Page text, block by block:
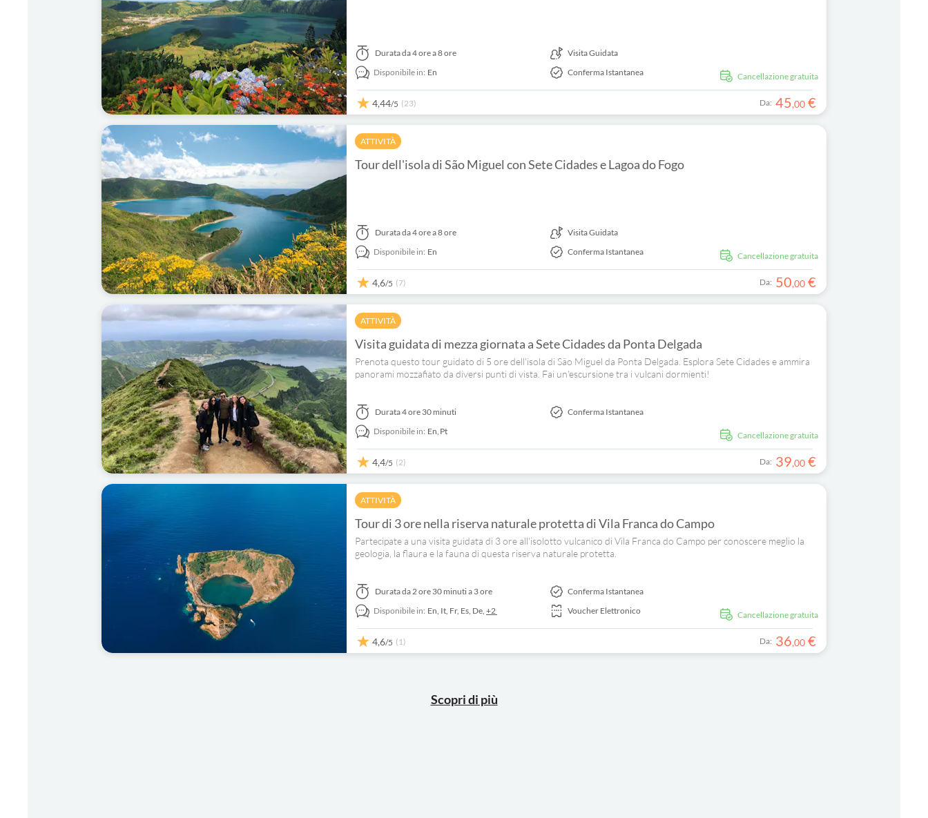
Cancellazione gratuita
Duratada 4 ore a 8 ore
Disponibile in: En
Visita Guidata
Conferma Istantanea
4,44/5 (23) Da: 45,00 €
ATTIVITÀ
Tour dell'isola di São Miguel con Sete Cidades e Lagoa do Fogo
Cancellazione gratuita
Duratada 4 ore a 8 ore
Disponibile in: En
Visita Guidata
Conferma Istantanea
4,6/5 (7) Da: 50,00 €
ATTIVITÀ
Visita guidata di mezza giornata a Sete Cidades da Ponta Delgada
Prenota questo tour guidato di 5 ore dell'isola di São Miguel da Ponta Delgada. Esplora Sete Cidades e ammira
panorami mozzafiato da diversi punti di vista. Fai un'escursione tra i vulcani dormienti!
Cancellazione gratuita
Durata4 ore 30 minuti
Disponibile in: En, Pt
Conferma Istantanea
4,4/5 (2) Da: 39,00 €
ATTIVITÀ
Tour di 3 ore nella riserva naturale protetta di Vila Franca do Campo
Partecipate a una visita guidata di 3 ore all'isolotto vulcanico di Vila Franca do Campo per conoscere meglio la
geologia, la flaura e la fauna di questa riserva naturale protetta.
Cancellazione gratuita
Duratada 2 ore 30 minuti a 3 ore
Disponibile in: En, It, Fr, Es, De, +2
Conferma Istantanea
Voucher Elettronico
4,6/5 (1) Da: 36,00 €
Scopri di più